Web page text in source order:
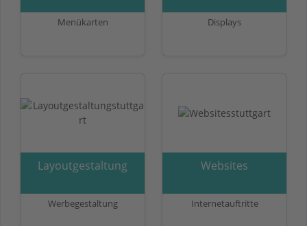
Menükarten Displays
Layoutgestaltung
Werbegestaltung
Websites
Internetauftritte